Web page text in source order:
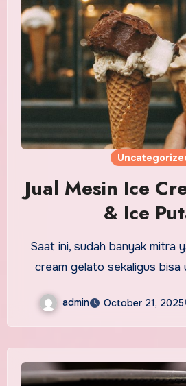
Jual Mesin Ice
& Ice
Saat ini, sudah banyak mitra
cream gelato sekaligus bisa
admin October 21, 2025